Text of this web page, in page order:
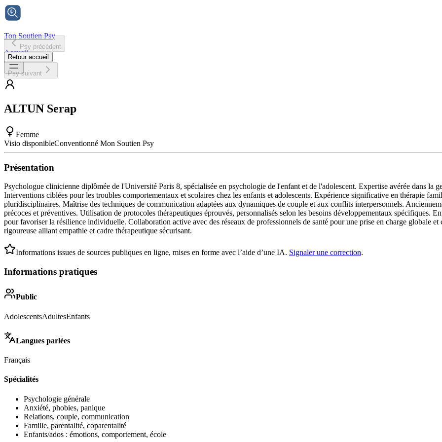
Ton Soutien Psy
Accueil
Psy précédent
Retour accueil
Psy suivant
ALTUN Serap
Femme
Visio disponibleConventionné Mon Soutien Psy
Présentation
Psychologue clinicienne diplômée de l'Université Paris 8, spécialisée en psychologie de l'enfant et de l'adolescent. Expertise avérée dans la
Interventions ciblées pour les troubles comportementaux et scolaires chez les enfants et adolescents. Expérience significative en thérapie
pluridisciplinaires. Maîtrise des techniques de communication adaptées aux dynamiques de couple et aux conflits interpersonnels.
précoces et préventives. Utilisation de protocoles thérapeutiques éprouvés, personnalisés selon les besoins développementaux spécifiques.
pour favoriser la résilience individuelle. Collaboration active avec des réseaux de professionnels de santé pour une prise en charge globale
rigoureuse alliant empathie et cadre thérapeutique sécurisant.
Informations issues de sources publiques en ligne, mises en forme avec l’aide d’une IA. Signaler une correction.
Informations pratiques
Public
AdolescentsAdultesEnfants
Langues parlées
Français
Spécialités
Psychologie générale
Anxiété, phobies, panique
Relations, couple, communication
Famille, parentalité, coparentalité
Enfants/ados : émotions, comportement, école